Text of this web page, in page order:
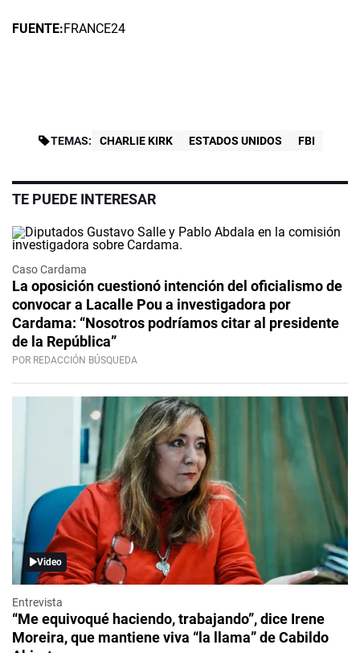
FUENTE:FRANCE24
TEMAS: CHARLIE KIRK ESTADOS UNIDOS FBI
TE PUEDE INTERESAR
Caso Cardama
La oposición cuestionó intención del oficialismo de
convocar a Lacalle Pou a investigadora por
Cardama: “Nosotros podríamos citar al presidente
de la República”
POR REDACCIÓN BÚSQUEDA
Video
Entrevista
“Me equivoqué haciendo, trabajando”, dice Irene
Moreira, que mantiene viva “la llama” de Cabildo